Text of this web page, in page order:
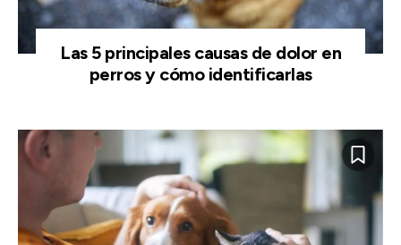
Las 5 principales causas de dolor en
perros y cómo identificarlas